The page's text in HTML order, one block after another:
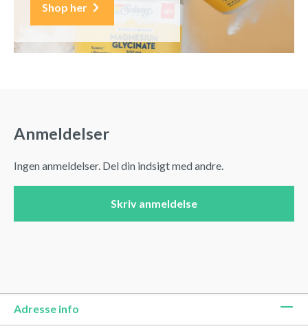
Shop her
Anmeldelser
Ingen anmeldelser. Del din indsigt med andre.
Skriv anmeldelse
Adresse info